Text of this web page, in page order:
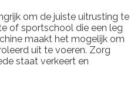
om de juiste uitrusting te
of sportschool die een leg
maakt het mogelijk om
uit te voeren. Zorg
staat verkeert en